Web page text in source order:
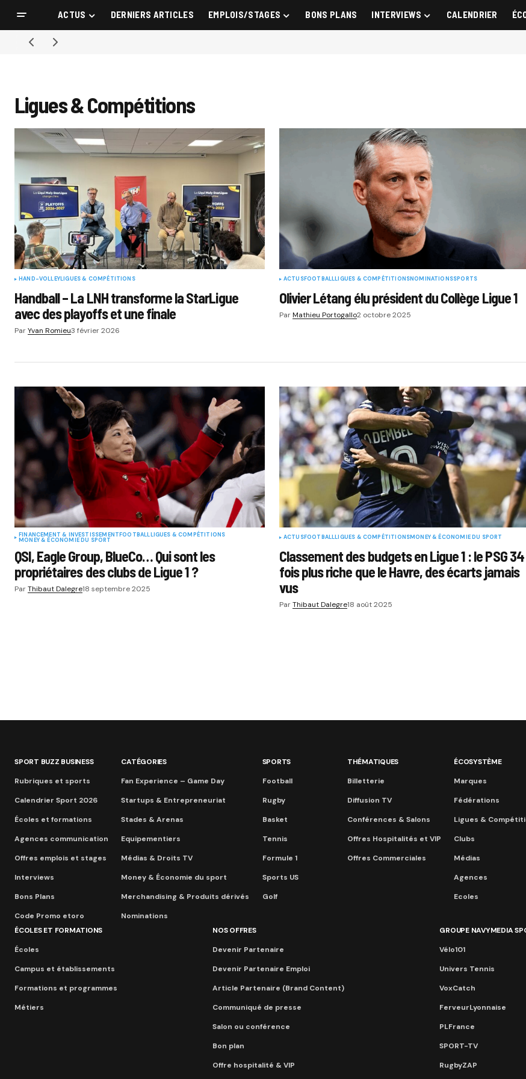
ACTUS DERNIERS ARTICLES EMPLOIS/STAGES BONS PLANS INTERVIEWS CALENDRIER
Ligues & Compétitions
HAND-VOLLEYLIGUES & COMPÉTITIONS
Handball – La LNH transforme la StarLigue
avec des playoffs et une finale
ParYvan Romieu3 février 2026
ACTUSFOOTBALLLIGUES & COMPÉTITIONSNOMINATIONSSPORTS
Olivier Létang élu président du Collège Ligue 1
ParMathieu Portogallo2 octobre 2025
FINANCEMENT & INVESTISSEMENTFOOTBALLLIGUES & COMPÉTITIONS
MONEY & ÉCONOMIE DU SPORT
QSI, Eagle Group, BlueCo… Qui sont les
propriétaires des clubs de Ligue 1 ?
ParThibaut Dalegre18 septembre 2025
ACTUSFOOTBALLLIGUES & COMPÉTITIONSMONEY & ÉCONOMIE DU SPORT
Classement des budgets en Ligue 1 : le PSG 34
fois plus riche que le Havre, des écarts jamais
vus
ParThibaut Dalegre18 août 2025
SPORT BUZZ BUSINESS
Rubriques et sports
Calendrier Sport 2026
Écoles et formations
Agences communication
Offres emplois et stages
Interviews
Bons Plans
Code Promo etoro
CATÉGORIES
Fan Experience – Game Day
Startups & Entrepreneuriat
Stades & Arenas
Equipementiers
Médias & Droits TV
Money & Économie du sport
Merchandising & Produits dérivés
Nominations
SPORTS
Football
Rugby
Basket
Tennis
Formule 1
Sports US
Golf
THÉMATIQUES
Billetterie
Diffusion TV
Conférences & Salons
Offres Hospitalités et VIP
Offres Commerciales
ÉCOSYSTÈME
Marques
Fédérations
Ligues &
Clubs
Médias
Agences
Ecoles
ÉCOLES ET FORMATIONS
Écoles
Campus et établissements
Formations et programmes
Métiers
NOS OFFRES
Devenir Partenaire
Devenir Partenaire Emploi
Article Partenaire (Brand Content)
Communiqué de presse
Salon ou conférence
Bon plan
Offre hospitalité & VIP
GROUPE NAVYMEDIA
Vélo101
Univers Tennis
VoxCatch
FerveurLyonnaise
PLFrance
SPORT-TV
RugbyZAP